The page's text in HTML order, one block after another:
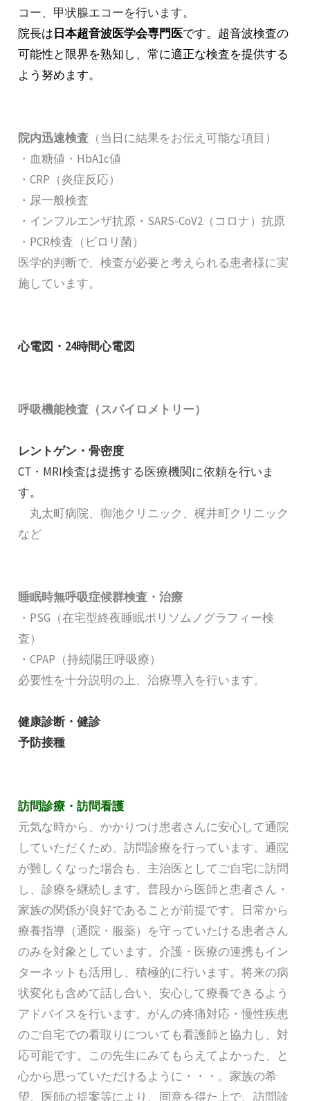
コー、甲状腺エコーを行います。
院長は日本超音波医学会専門医です。超音波検査の
可能性と限界を熟知し、常に適正な検査を提供する
よう努めます。
院内迅速検査 （当日に結果をお伝え可能な項目）
・血糖値・HbA1c値
・CRP（炎症反応）
・尿一般検査
・インフルエンザ抗原・SARS-CoV2（コロナ）抗原
・PCR検査（ピロリ菌）
医学的判断で、検査が必要と考えられる患者様に実
施しています。
心電図・24時間心電図
呼吸機能検査（スパイロメトリー）
レントゲン・骨密度
CT・MRI検査は提携する医療機関に依頼を行いま
す。
丸太町病院、御池クリニック、梶井町クリニック
など
睡眠時無呼吸症候群検査・治療
・PSG（在宅型終夜睡眠ポリソムノグラフィー検
査）
・CPAP（持続陽圧呼吸療）
必要性を十分説明の上、治療導入を行います。
健康診断・健診
予防接種
訪問診療・訪問看護
元気な時から、かかりつけ患者さんに安心して通院
していただくため、訪問診療を行っています。通院
が難しくなった場合も、主治医としてご自宅に訪問
し、診療を継続します。普段から医師と患者さん・
家族の関係が良好であることが前提です。日常から
療養指導（通院・服薬）を守っていたける患者さん
のみを対象としています。介護・医療の連携もイン
ターネットも活用し、積極的に行います。将来の病
状変化も含めて話し合い、安心して療養できるよう
アドバイスを行います。がんの疼痛対応・慢性疾患
のご自宅での看取りについても看護師と協力し、対
応可能です。この先生にみてもらえてよかった、と
心から思っていただけるように・・・。家族の希
望、医師の提案等により、同意を得た上で、訪問診